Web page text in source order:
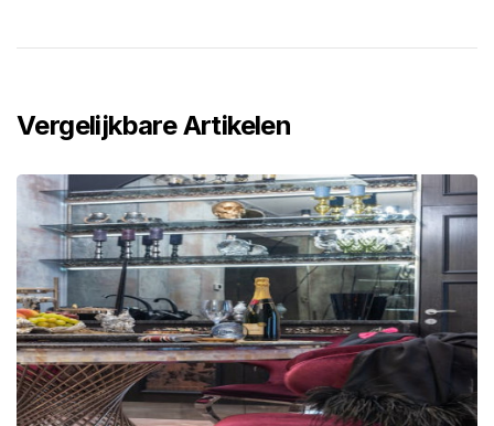
Vergelijkbare Artikelen